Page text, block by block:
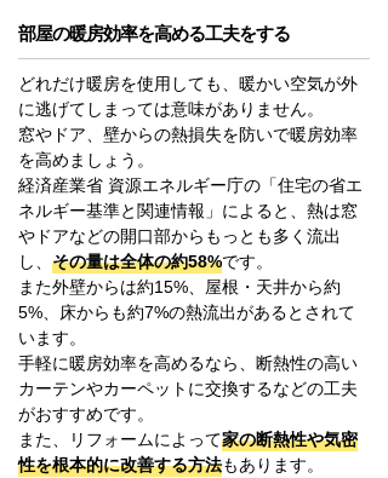
部屋の暖房効率を高める工夫をする
どれだけ暖房を使用しても、暖かい空気が外
に逃げてしまっては意味がありません。
窓やドア、壁からの熱損失を防いで暖房効率
を高めましょう。
経済産業省 資源エネルギー庁の「住宅の省エ
ネルギー基準と関連情報」によると、熱は窓
やドアなどの開口部からもっとも多く流出
し、 その量は全体の約58%です。
また外壁からは約15%、屋根・天井から約
5%、床からも約7%の熱流出があるとされて
います。
手軽に暖房効率を高めるなら、断熱性の高い
カーテンやカーペットに交換するなどの工夫
がおすすめです。
また、リフォームによって家の断熱性や気密
性を根本的に改善する方法もあります。